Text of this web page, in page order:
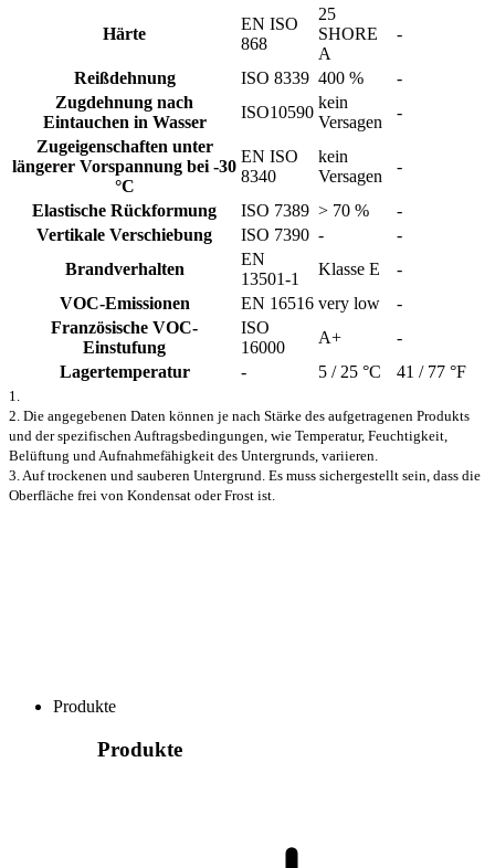
Härte
EN ISO
868
25
SHORE
A
-
Reißdehnung ISO 8339 400 %
-
Zugdehnung nach
Eintauchen in Wasser
ISO10590
kein
Versagen
-
Zugeigenschaften unter
längerer Vorspannung bei -30
°C
EN ISO
8340
kein
Versagen
-
Elastische Rückformung ISO 7389 > 70 %
-
Vertikale Verschiebung
ISO 7390 -
-
Brandverhalten
EN
13501-1
Klasse E
-
VOC-Emissionen
EN 16516 very low
-
Französische VOC-
Einstufung
ISO
16000
A+
-
Lagertemperatur
- 5 / 25 °C 41 / 77 °F
1.
2. Die angegebenen Daten können je nach Stärke des aufgetragenen Produkts
und der spezifischen Auftragsbedingungen, wie Temperatur, Feuchtigkeit,
Belüftung und Aufnahmefähigkeit des Untergrunds, variieren.
3. Auf trockenen und sauberen Untergrund. Es muss sichergestellt sein, dass die
Oberfläche frei von Kondensat oder Frost ist.
Produkte
Produkte